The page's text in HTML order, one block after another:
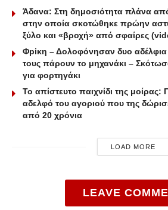
Άδανα: Στη δημοσιότητα πλάνα
στην οποία σκοτώθηκε πρώην
ξύλο και «βροχή» από σφαίρες
Φpiκη – Δολοφόνησαν δυο αδέλφια
τους πάρουν το μηχανάκι –
για φορτηγάκι
Το απίστευτο παιχνίδι της μοίρας:
αδελφό του αγοριού που της
από 20 χρόνια
LOAD MORE
LEAVE